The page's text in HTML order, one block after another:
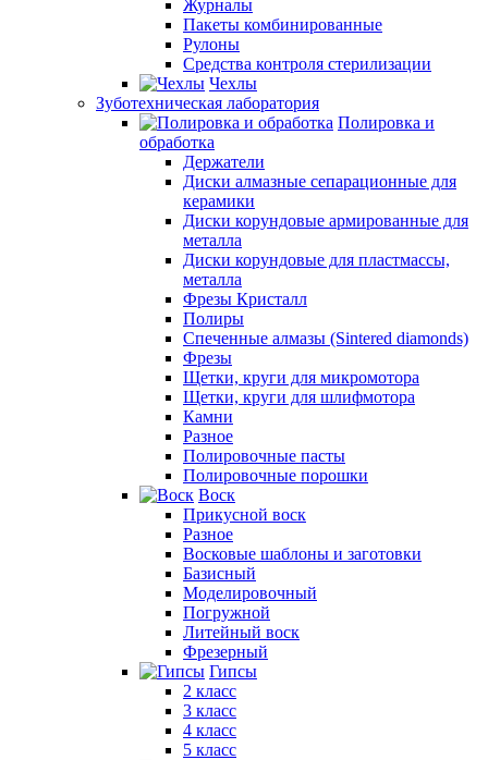
Журналы
Пакеты комбинированные
Рулоны
Средства контроля стерилизации
Чехлы
Зуботехническая лаборатория
Полировка и
обработка
Держатели
Диски алмазные сепарационные для
керамики
Диски корундовые армированные для
металла
Диски корундовые для пластмассы,
металла
Фрезы Кристалл
Полиры
Спеченные алмазы (Sintered diamonds)
Фрезы
Щетки, круги для микромотора
Щетки, круги для шлифмотора
Камни
Разное
Полировочные пасты
Полировочные порошки
Воск
Прикусной воск
Разное
Восковые шаблоны и заготовки
Базисный
Моделировочный
Погружной
Литейный воск
Фрезерный
Гипсы
2 класс
3 класс
4 класс
5 класс